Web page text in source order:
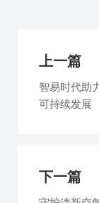
上一篇
智易时代助
可持续发展
下一篇